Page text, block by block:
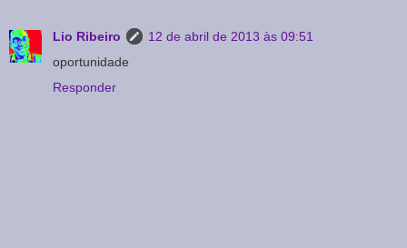
Lio Ribeiro
12 de abril de 2013 às 09:51
oportunidade
Responder